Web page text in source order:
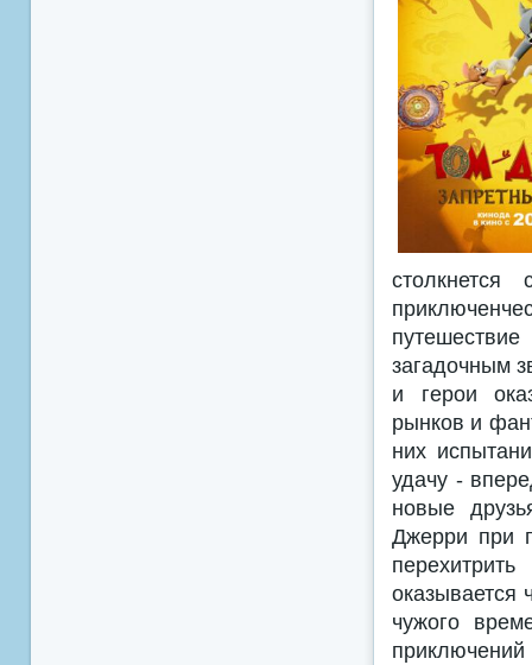
загадочным
и герои
рынков и
них
удачу -
новые
Джерри при
оказывается
чужого